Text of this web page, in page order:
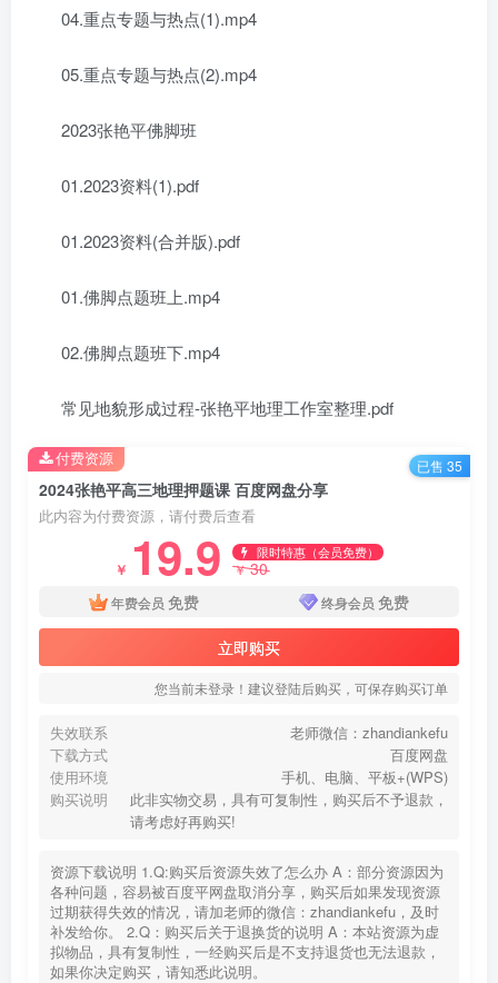
04.重点专题与热点(1).mp4
05.重点专题与热点(2).mp4
2023张艳平佛脚班
01.2023资料(1).pdf
01.2023资料(合并版).pdf
01.佛脚点题班上.mp4
02.佛脚点题班下.mp4
常见地貌形成过程-张艳平地理工作室整理.pdf
2024张艳平高三地理押题课 百度网盘分享
此内容为付费资源，请付费后查看
￥ 19.9 限时特惠（会员免费）
￥30
年费会员 免费 终身会员 免费
立即购买
您当前未登录！建议登陆后购买，可保存购买订单
失效联系
老师微信：zhandiankefu
下载方式
百度网盘
使用环境
手机、电脑、平板+(WPS)
购买说明
此非实物交易，具有可复制性，购买后不予退款，
请考虑好再购买!
资源下载说明 1.Q:购买后资源失效了怎么办 A：部分资源因为
各种问题，容易被百度平网盘取消分享，购买后如果发现资源
过期获得失效的情况，请加老师的微信：zhandiankefu，及时
补发给你。 2.Q：购买后关于退换货的说明 A：本站资源为虚
拟物品，具有复制性，一经购买后是不支持退货也无法退款，
如果你决定购买，请知悉此说明。
付费资源 已售 35